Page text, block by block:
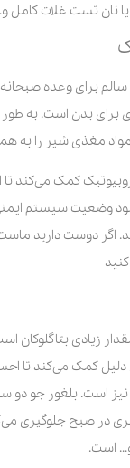
نان تست غلات کامل
برای وعده
بدن است. به طور
مغذی شیر را به
کمک می‌کند تا
وضعیت سیستم
اگر دوست دارید
زیادی
کمک می‌کند تا
نیز است. بلغور جو
در صبح جلوگیری
است.